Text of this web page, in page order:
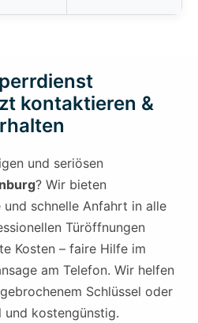
kontaktieren &
und seriösen
? Wir bieten
schnelle Anfahrt in alle
Türöffnungen
Kosten – faire Hilfe im
am Telefon. Wir helfen
Schlüssel oder
und kostengünstig.